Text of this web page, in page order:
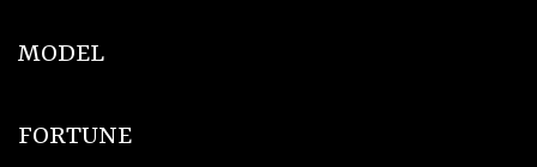
MODEL
FORTUNE